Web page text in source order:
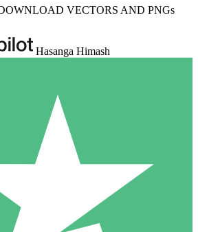
VECTORS AND PNGs
Hasanga Himash